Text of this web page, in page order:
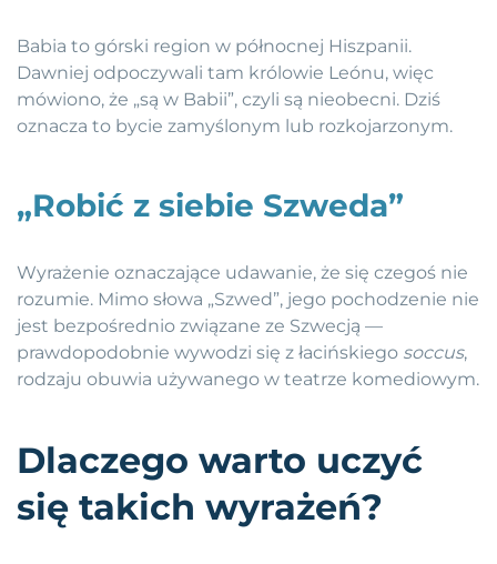
Babia to górski region w północnej Hiszpanii.
Dawniej odpoczywali tam królowie Leónu, więc
mówiono, że „są w Babii”, czyli są nieobecni. Dziś
oznacza to bycie zamyślonym lub rozkojarzonym.
„Robić z siebie Szweda”
Wyrażenie oznaczające udawanie, że się czegoś nie
rozumie. Mimo słowa „Szwed”, jego pochodzenie nie
jest bezpośrednio związane ze Szwecją —
prawdopodobnie wywodzi się z łacińskiego soccus,
rodzaju obuwia używanego w teatrze komediowym.
Dlaczego warto uczyć
się takich wyrażeń?